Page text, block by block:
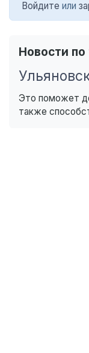
Войдите или
Новости
Это поможет
также